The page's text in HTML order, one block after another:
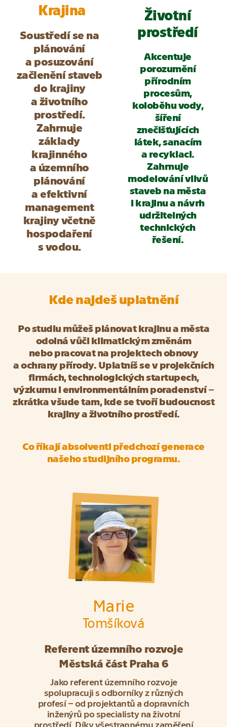
Krajina
Soustředí se na
plánování
a posuzování
začlenění staveb
do krajiny
a životního
prostředí.
Zahrnuje
základy
krajinného
a územního
plánování
a efektivní
management
krajiny včetně
hospodaření
s vodou.
Životní
prostředí
Akcentuje
porozumění
přírodním
procesům,
koloběhu vody,
šíření
znečišťujících
látek, sanacím
a recyklaci.
Zahrnuje
modelování vlivů
staveb na města
i krajinu a návrh
udržitelných
technických
řešení.
Kde najdeš uplatnění
Po studiu můžeš plánovat krajinu a města
odolná vůči klimatickým změnám
nebo pracovat na projektech obnovy
a ochrany přírody. Uplatníš se v projekčních
firmách, technologických startupech,
výzkumu i environmentálním poradenství –
zkrátka všude tam, kde se tvoří budoucnost
krajiny a životního prostředí.
Co říkají absolventi předchozí generace
našeho studijního programu.
Marie
Tomšíková
Referent územního rozvoje
Městská část Praha 6
Jako referent územního rozvoje
spolupracuji s odborníky z různých
profesí – od projektantů a dopravních
inženýrů po specialisty na životní
prostředí. Díky všestrannému zaměření